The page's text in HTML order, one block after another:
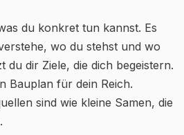
du konkret tun kannst. Es
wo du stehst und wo
du dir Ziele, die dich begeistern.
Bauplan für dein Reich.
sind wie kleine Samen, die